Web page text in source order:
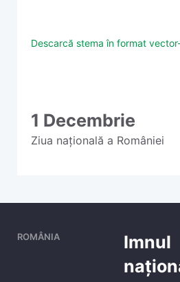
Descarcă stema în format
1 Decembrie
Ziua națională a României
ROMÂNIA
Imnul